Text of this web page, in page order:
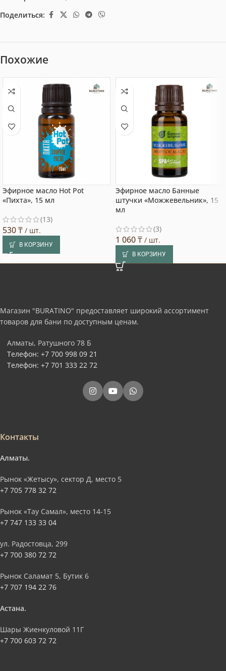
Поделиться:
Похожие
Эфирное масло Hot Pot
«Пихта», 15 мл
(13)
530₸ / шт.
В КОРЗИНУ
Эфирное масло Банные
штучки «Можжевельник», 15
мл
(3)
1 060₸ / шт.
В КОРЗИНУ
Магазин "BURATINO" предоставляет широкий ассортимент
товаров для бани по доступным ценам.
Алматы, Ратушного 78 Б
Телефон: +7 700 998 09 21
Телефон: +7 701 333 22 72
Контакты
Алматы.
Рынок «Жетысу», сектор Д, место 5
+7 705 778 32 72
Рынок «Тау Самал», место 14-15
+7 747 133 33 04
ул. Радостовца, 299
+7 700 380 72 72
Рынок Саламат 5, Бутик 6
+7 707 194 22 76
Астана.
Шары Жиенкуловой 11Г
+7 700 603 72 72